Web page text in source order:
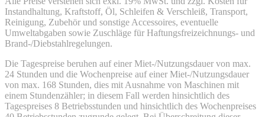
Instandhaltung, Kraftstoff, Öl, Schleifen & Verschleiß, Transport,
Reinigung, Zubehör und sonstige Accessoires, eventuelle
Umweltabgaben sowie Zuschläge für Haftungsfreizeichnungs- und
Brand-/Diebstahlregelungen.
Die Tagespreise beruhen auf einer Miet-/Nutzungsdauer von max.
24 Stunden und die Wochenpreise auf einer Miet-/Nutzungsdauer
von max. 168 Stunden, dies mit Ausnahme von Maschinen mit
einem Stundenzähler; in diesem Fall werden hinsichtlich des
Tagespreises 8 Betriebsstunden und hinsichtlich des Wochenpreises